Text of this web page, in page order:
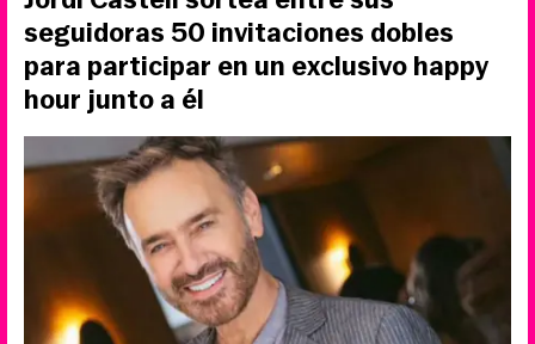
seguidoras 50 invitaciones dobles
para participar en un exclusivo happy
hour junto a él